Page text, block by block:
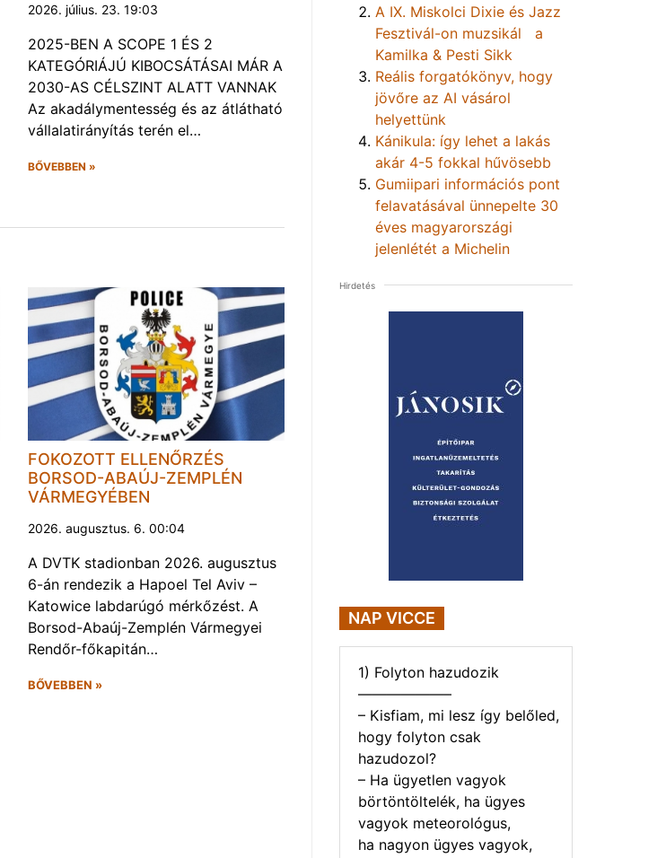
2026. július. 23. 19:03
2025-BEN A SCOPE 1 ÉS 2
KATEGÓRIÁJÚ KIBOCSÁTÁSAI MÁR A
2030-AS CÉLSZINT ALATT VANNAK
Az akadálymentesség és az átlátható
vállalatirányítás terén el…
BŐVEBBEN »
FOKOZOTT ELLENŐRZÉS
BORSOD-ABAÚJ-ZEMPLÉN
VÁRMEGYÉBEN
2026. augusztus. 6. 00:04
A DVTK stadionban 2026. augusztus
6-án rendezik a Hapoel Tel Aviv –
Katowice labdarúgó mérkőzést. A
Borsod-Abaúj-Zemplén Vármegyei
Rendőr-főkapitán…
BŐVEBBEN »
A IX. Miskolci Dixie és Jazz
Fesztivál-on muzsikál a
Kamilka & Pesti Sikk
Reális forgatókönyv, hogy
jövőre az AI vásárol
helyettünk
Kánikula: így lehet a lakás
akár 4-5 fokkal hűvösebb
Gumiipari információs pont
felavatásával ünnepelte 30
éves magyarországi
jelenlétét a Michelin
Hirdetés
NAP VICCE
1) Folyton hazudozik
——————–
– Kisfiam, mi lesz így belőled,
hogy folyton csak
hazudozol?
– Ha ügyetlen vagyok
börtöntöltelék, ha ügyes
vagyok meteorológus,
ha nagyon ügyes vagyok,